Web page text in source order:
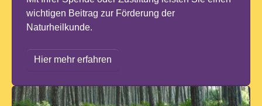
wichtigen Beitrag zur Förderung der
Naturheilkunde.
Hier mehr erfahren